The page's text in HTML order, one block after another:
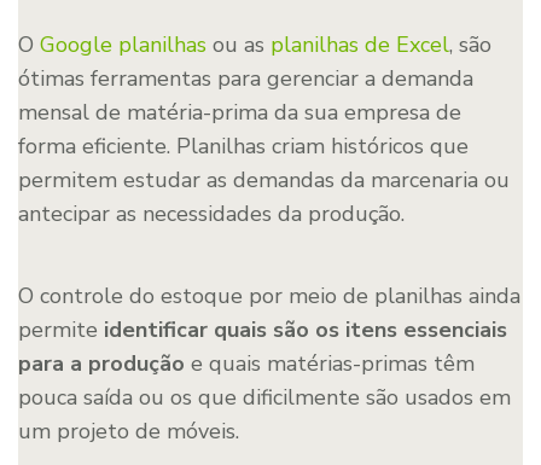
O Google planilhas ou as planilhas de Excel, são
ótimas ferramentas para gerenciar a demanda
mensal de matéria-prima da sua empresa de
forma eficiente. Planilhas criam históricos que
permitem estudar as demandas da marcenaria ou
antecipar as necessidades da produção.
O controle do estoque por meio de planilhas ainda
permite identificar quais são os itens essenciais
para a produção e quais matérias-primas têm
pouca saída ou os que dificilmente são usados em
um projeto de móveis.